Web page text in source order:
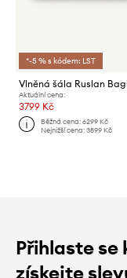
*-5 % s kódem: LST
Vlněná šála Ruslan
Aktuální cena:
3799 Kč
Běžná cena:6299 Kč
Nejnižší cena:3899 Kč
Přihlaste se
získejte